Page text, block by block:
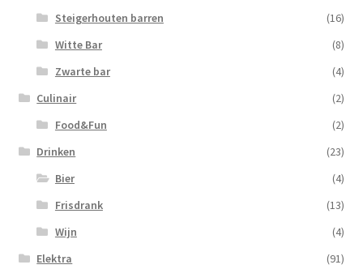
Steigerhouten barren
(16)
Witte Bar
(8)
Zwarte bar
(4)
Culinair
(2)
Food&Fun
(2)
Drinken
(23)
Bier
(4)
Frisdrank
(13)
Wijn
(4)
Elektra
(91)